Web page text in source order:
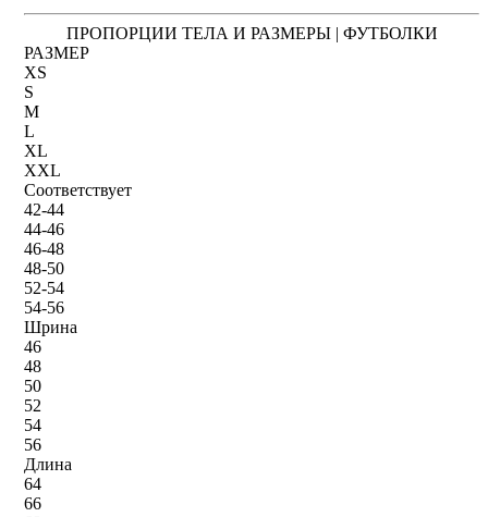
ПРОПОРЦИИ ТЕЛА И РАЗМЕРЫ | ФУТБОЛКИ
РАЗМЕР
XS
S
M
L
XL
XXL
Соответствует
42-44
44-46
46-48
48-50
52-54
54-56
Шрина
46
48
50
52
54
56
Длина
64
66